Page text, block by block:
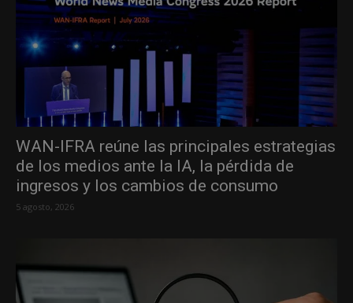
WAN-IFRA reúne las principales estrategias
de los medios ante la IA, la pérdida de
ingresos y los cambios de consumo
5 agosto, 2026